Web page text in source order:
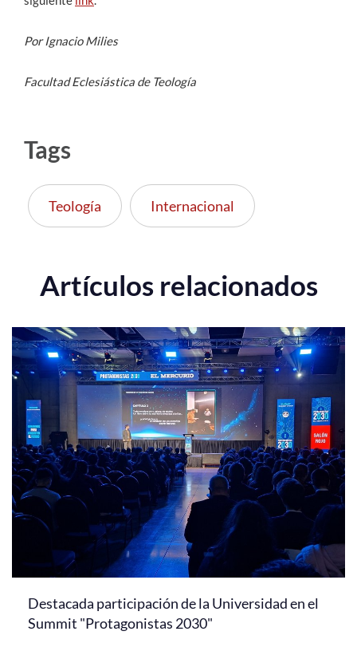
Por Ignacio Milies
Facultad Eclesiástica de Teología
Tags
Teología Internacional
Artículos relacionados
Destacada participación de la Universidad en el
Summit "Protagonistas 2030"